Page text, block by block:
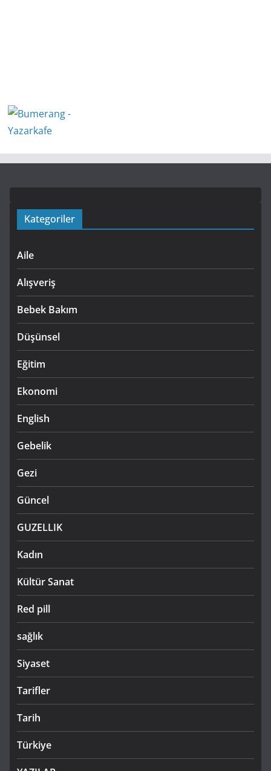
Kategoriler
Aile
Alışveriş
Bebek Bakım
Düşünsel
Eğitim
Ekonomi
English
Gebelik
Gezi
Güncel
GUZELLIK
Kadın
Kültür Sanat
Red pill
sağlık
Siyaset
Tarifler
Tarih
Türkiye